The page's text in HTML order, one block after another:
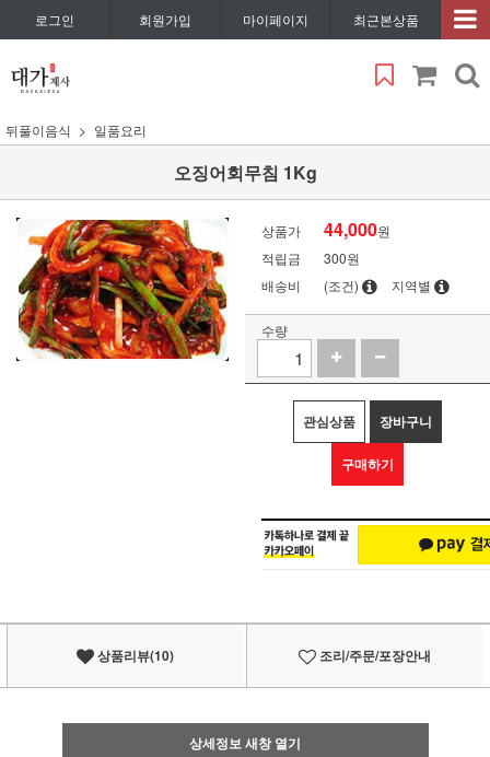
로그인 회원가입 마이페이지 최근본상품
뒤풀이음식 일품요리
오징어회무침 1Kg
상품가 44,000원
적립금
300원
배송비
(조건) 지역별
수량
관심상품 장바구니
구매하기
상품리뷰(10) 조리/주문/포장안내
상세정보 새창 열기